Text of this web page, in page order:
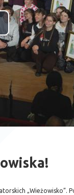
„Wieżowisko”.